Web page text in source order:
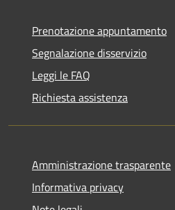
Prenotazione appuntamento
Segnalazione disservizio
Leggi le FAQ
Richiesta assistenza
Amministrazione trasparente
Informativa privacy